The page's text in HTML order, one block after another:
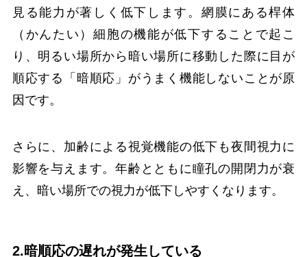
見る能力が著しく低下します。網膜にある桿体
（かんたい）細胞の機能が低下することで起こ
り、明るい場所から暗い場所に移動した際に目が
順応する「暗順応」がうまく機能しないことが原
因です。
さらに、加齢による視覚機能の低下も夜間視力に
影響を与えます。年齢とともに瞳孔の開閉力が衰
え、暗い場所での視力が低下しやすくなります。
2.暗順応の遅れが発生している